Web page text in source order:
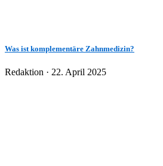
Was ist komplementäre Zahnmedizin?
Redaktion · Veröffentlicht
22. April 2025